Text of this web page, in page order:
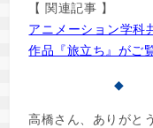
【 関連記事 】
アニメーション学科
作品『旅立ち』がご
◆
高橋さん、ありがと